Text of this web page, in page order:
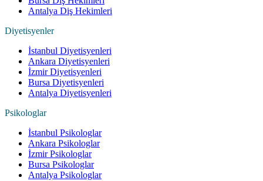
Antalya Diş Hekimleri
Diyetisyenler
İstanbul Diyetisyenleri
Ankara Diyetisyenleri
İzmir Diyetisyenleri
Bursa Diyetisyenleri
Antalya Diyetisyenleri
Psikologlar
İstanbul Psikologlar
Ankara Psikologlar
İzmir Psikologlar
Bursa Psikologlar
Antalya Psikologlar